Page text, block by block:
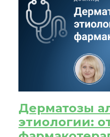
Дерматозы
этиологии: